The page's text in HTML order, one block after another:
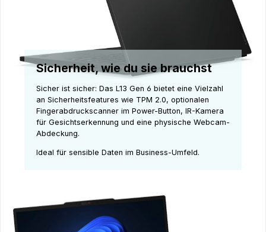
Sicherheit, wie du sie brauchst
Sicher ist sicher: Das L13 Gen 6 bietet eine Vielzahl
an Sicherheitsfeatures wie TPM 2.0, optionalen
Fingerabdruckscanner im Power-Button, IR-Kamera
für Gesichtserkennung und eine physische Webcam-
Abdeckung.
Ideal für sensible Daten im Business-Umfeld.